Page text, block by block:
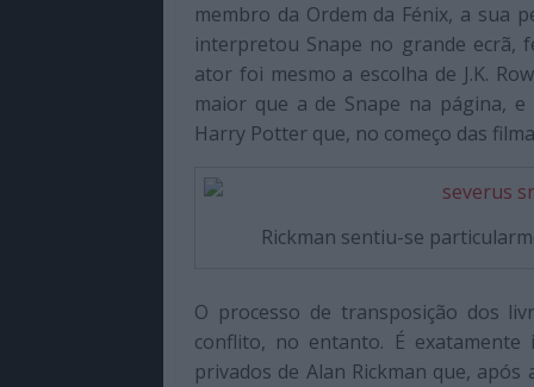
membro da Ordem da Fénix, a sua
interpretou Snape no grande ecrã,
ator foi mesmo a escolha de J.K.
maior que a de Snape na página,
Harry Potter que, no começo das
Rickman sentiu-se
O processo de transposição dos
conflito, no entanto. É
privados de Alan Rickman que,